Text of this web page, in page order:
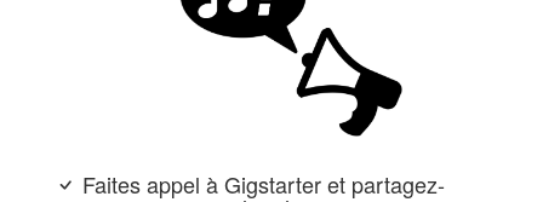
Faites appel à Gigstarter et partagez-